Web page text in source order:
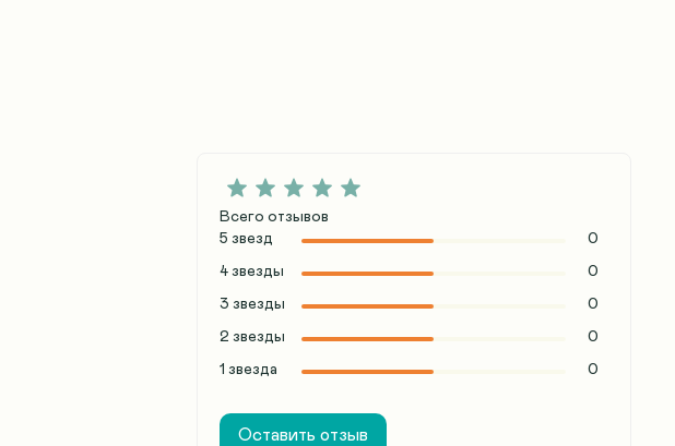
Всего отзывов
5 звезд
0
4 звезды 0
3 звезды 0
2 звезды 0
1 звезда 0
Оставить отзыв